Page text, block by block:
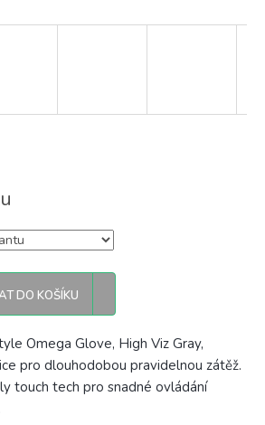
DO KOŠÍKU
Omega Glove, High Viz Gray,
pro dlouhodobou pravidelnou zátěž.
touch tech pro snadné ovládání